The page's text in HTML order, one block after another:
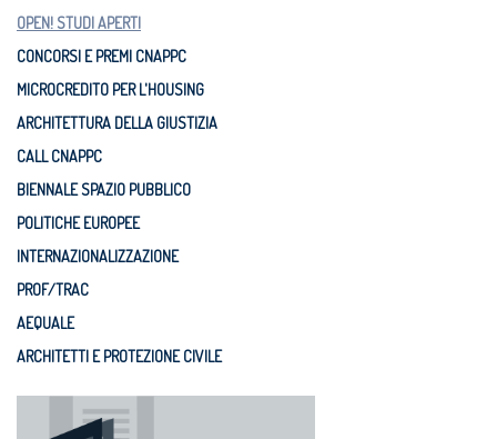
OPEN! STUDI APERTI
CONCORSI E PREMI CNAPPC
MICROCREDITO PER L'HOUSING
ARCHITETTURA DELLA GIUSTIZIA
CALL CNAPPC
BIENNALE SPAZIO PUBBLICO
POLITICHE EUROPEE
INTERNAZIONALIZZAZIONE
PROF/TRAC
AEQUALE
ARCHITETTI E PROTEZIONE CIVILE